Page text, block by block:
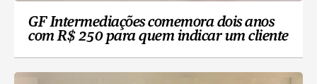
GF Intermediações comemora dois anos
com R$ 250 para quem indicar um cliente